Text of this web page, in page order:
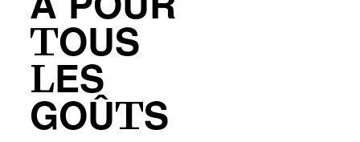
A POUR
TOUS
LES
GOÛTS